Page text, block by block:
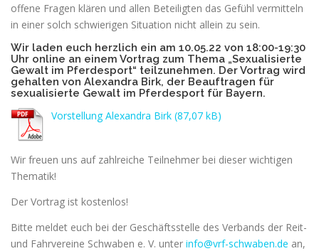
offene Fragen klären und allen Beteiligten das Gefühl vermitteln
in einer solch schwierigen Situation nicht allein zu sein.
Wir laden euch herzlich ein am 10.05.22 von 18:00-19:30
Uhr online an einem Vortrag zum Thema „Sexualisierte
Gewalt im Pferdesport“ teilzunehmen. Der Vortrag wird
gehalten von Alexandra Birk, der Beauftragen für
sexualisierte Gewalt im Pferdesport für Bayern.
Vorstellung Alexandra Birk
Wir freuen uns auf zahlreiche Teilnehmer bei dieser wichtigen
Thematik!
Der Vortrag ist kostenlos!
Bitte meldet euch bei der Geschäftsstelle des Verbands der Reit-
und Fahrvereine Schwaben e. V. unter info@vrf-schwaben.de an,